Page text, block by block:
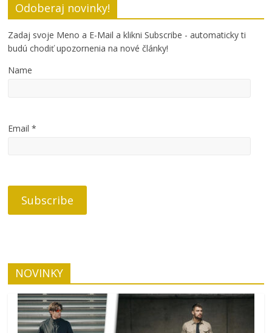
Odoberaj novinky!
Zadaj svoje Meno a E-Mail a klikni Subscribe - automaticky ti
budú chodiť upozornenia na nové články!
Name
Email *
NOVINKY